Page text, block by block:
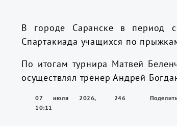
В городе Саранске в
Спартакиада учащихся по
По итогам турнира Матвей
осуществлял тренер Андрей
07 июля 2026,
10:11
246